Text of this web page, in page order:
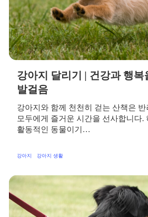
강아지 강아지 생활
강아지 달리기 | 건강과 행복
발걸음
강아지와 함께 천천히 걷는 산책은 반
모두에게 즐거운 시간을 선사합니다.
활동적인 동물이기…